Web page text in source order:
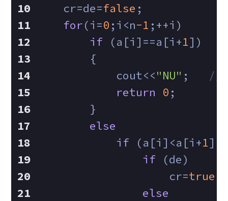
    cr=de=
false ;
for(i=0 ;i<n-1 ;++i)
if (a[i]==a[i+1])
        {
            cout<<
"NU" ; //
return
0 ;
        }
else
if (a[i]<a[i+1])
if (de)
                    cr=
true
else